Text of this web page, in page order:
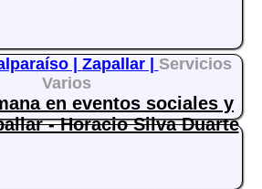
| Zapallar | Servicios
Varios
en eventos sociales y
- Horacio Silva Duarte